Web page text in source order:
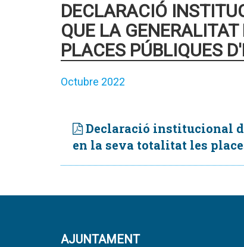
DECLARACIÓ
QUE LA
PLACES PÚBLIQUES
Octubre 2022
Declaració institucional
en la seva totalitat les
AJUNTAMENT